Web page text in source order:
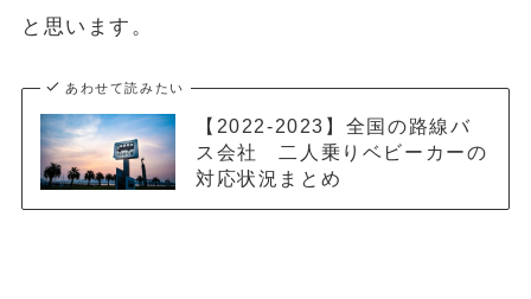
と思います。
あわせて読みたい
【2022-2023】全国の路線バ
ス会社 二人乗りベビーカーの
対応状況まとめ